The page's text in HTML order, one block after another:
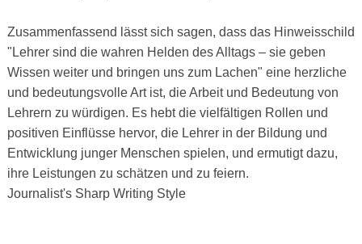
Zusammenfassend lässt sich sagen, dass das Hinweisschild
"Lehrer sind die wahren Helden des Alltags – sie geben
Wissen weiter und bringen uns zum Lachen" eine herzliche
und bedeutungsvolle Art ist, die Arbeit und Bedeutung von
Lehrern zu würdigen. Es hebt die vielfältigen Rollen und
positiven Einflüsse hervor, die Lehrer in der Bildung und
Entwicklung junger Menschen spielen, und ermutigt dazu,
ihre Leistungen zu schätzen und zu feiern.
Journalist's Sharp Writing Style